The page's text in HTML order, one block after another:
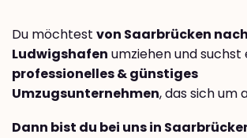
Du möchtest von Saarbrücken nach
Ludwigshafen umziehen und suchst
professionelles & günstiges
Umzugsunternehmen, das sich um
Dann bist du bei uns in